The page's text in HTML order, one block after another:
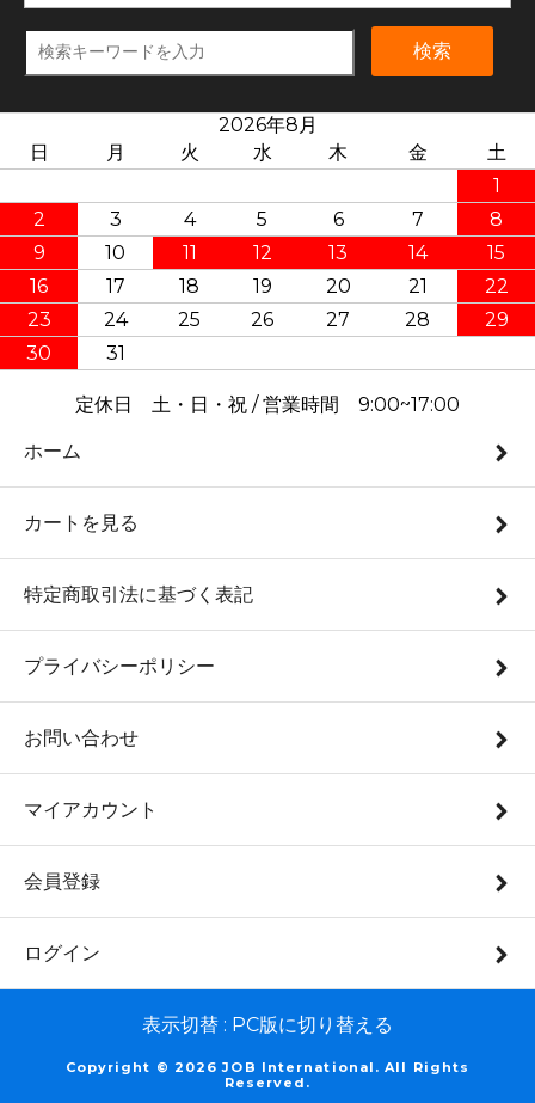
検索
2026年8月
日
月 火 水 木 金
土
1
2
3 4 5 6 7
8
9
10 11 12 13 14
15
16
17 18 19 20 21
22
23
24 25 26 27 28
29
30
31
定休日 土・日・祝 / 営業時間 9:00~17:00
ホーム
カートを見る
特定商取引法に基づく表記
プライバシーポリシー
お問い合わせ
マイアカウント
会員登録
ログイン
表示切替 : PC版に切り替える
Copyright © 2026 JOB International. All Rights
Reserved.